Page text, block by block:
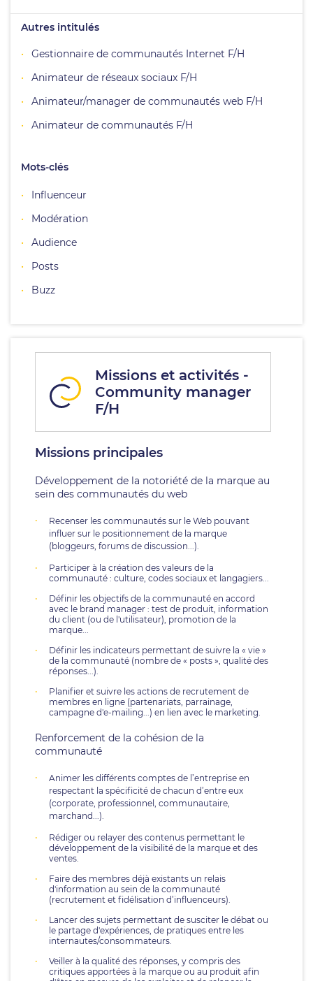
Autres intitulés
Gestionnaire de communautés Internet F/H
Animateur de réseaux sociaux F/H
Animateur/manager de communautés web F/H
Animateur de communautés F/H
Mots-clés
Influenceur
Modération
Audience
Posts
Buzz
Missions et activités -
Community manager
F/H
Missions principales
Développement de la notoriété de la marque au
sein des communautés du web
Recenser les communautés sur le Web pouvant
influer sur le positionnement de la marque
(bloggeurs, forums de discussion...).
Participer à la création des valeurs de la
communauté : culture, codes sociaux et langagiers...
Définir les objectifs de la communauté en accord
avec le brand manager : test de produit, information
du client (ou de l'utilisateur), promotion de la
marque...
Définir les indicateurs permettant de suivre la « vie »
de la communauté (nombre de « posts », qualité des
réponses...).
Planifier et suivre les actions de recrutement de
membres en ligne (partenariats, parrainage,
campagne d'e-mailing...) en lien avec le marketing.
Renforcement de la cohésion de la
communauté
Animer les différents comptes de l’entreprise en
respectant la spécificité de chacun d’entre eux
(corporate, professionnel, communautaire,
marchand...).
Rédiger ou relayer des contenus permettant le
développement de la visibilité de la marque et des
ventes.
Faire des membres déjà existants un relais
d'information au sein de la communauté
(recrutement et fidélisation d’influenceurs).
Lancer des sujets permettant de susciter le débat ou
le partage d'expériences, de pratiques entre les
internautes/consommateurs.
Veiller à la qualité des réponses, y compris des
critiques apportées à la marque ou au produit afin